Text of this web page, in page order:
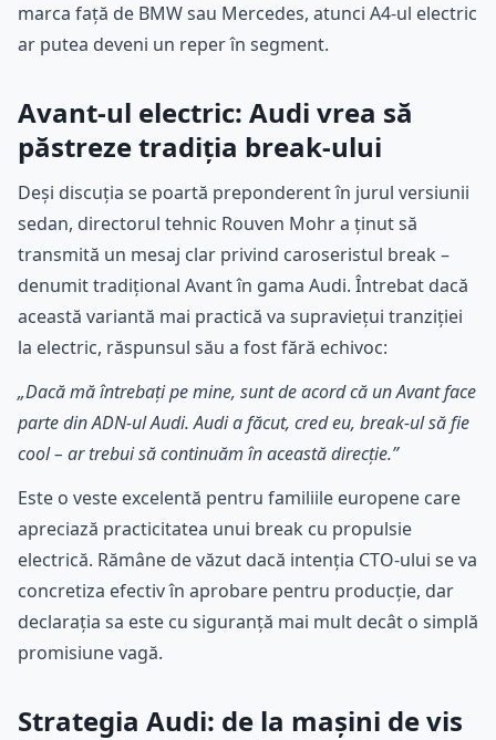
marca față de BMW sau Mercedes, atunci A4-ul electric
ar putea deveni un reper în segment.
Avant-ul electric: Audi vrea să
păstreze tradiția break-ului
Deși discuția se poartă preponderent în jurul versiunii
sedan, directorul tehnic Rouven Mohr a ținut să
transmită un mesaj clar privind caroseristul break –
denumit tradițional Avant în gama Audi. Întrebat dacă
această variantă mai practică va supraviețui tranziției
la electric, răspunsul său a fost fără echivoc:
„Dacă mă întrebați pe mine, sunt de acord că un Avant face
parte din ADN-ul Audi. Audi a făcut, cred eu, break-ul să fie
cool – ar trebui să continuăm în această direcție.”
Este o veste excelentă pentru familiile europene care
apreciază practicitatea unui break cu propulsie
electrică. Rămâne de văzut dacă intenția CTO-ului se va
concretiza efectiv în aprobare pentru producție, dar
declarația sa este cu siguranță mai mult decât o simplă
promisiune vagă.
Strategia Audi: de la mașini de vis